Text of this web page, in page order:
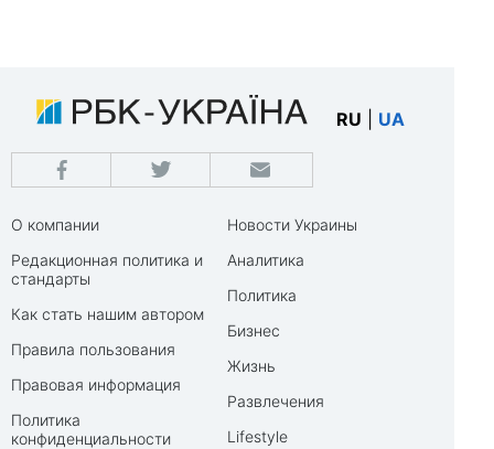
RU UA
О компании
Редакционная политика и
стандарты
Как стать нашим автором
Правила пользования
Правовая информация
Политика
конфиденциальности
Новости Украины
Аналитика
Политика
Бизнес
Жизнь
Развлечения
Lifestyle